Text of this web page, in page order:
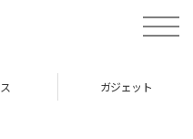
toggle
ガジェット